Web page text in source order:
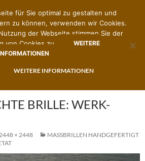
BRILLE: WERK-
× 2448
MASSBRILLEN HANDGEFERTIGT |
für Sie optimal zu gestalten und
zu können, verwenden wir Cookies.
der Webseite stimmen Sie der
von Cookies zu.
WEITERE
WEITERE INFORMATIONEN